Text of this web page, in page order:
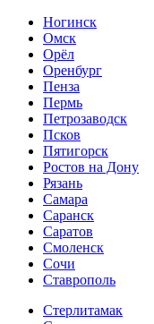
Ногинск
Омск
Орёл
Оренбург
Пенза
Пермь
Петрозаводск
Псков
Пятигорск
Ростов на Дону
Рязань
Самара
Саранск
Саратов
Смоленск
Сочи
Ставрополь
Стерлитамак